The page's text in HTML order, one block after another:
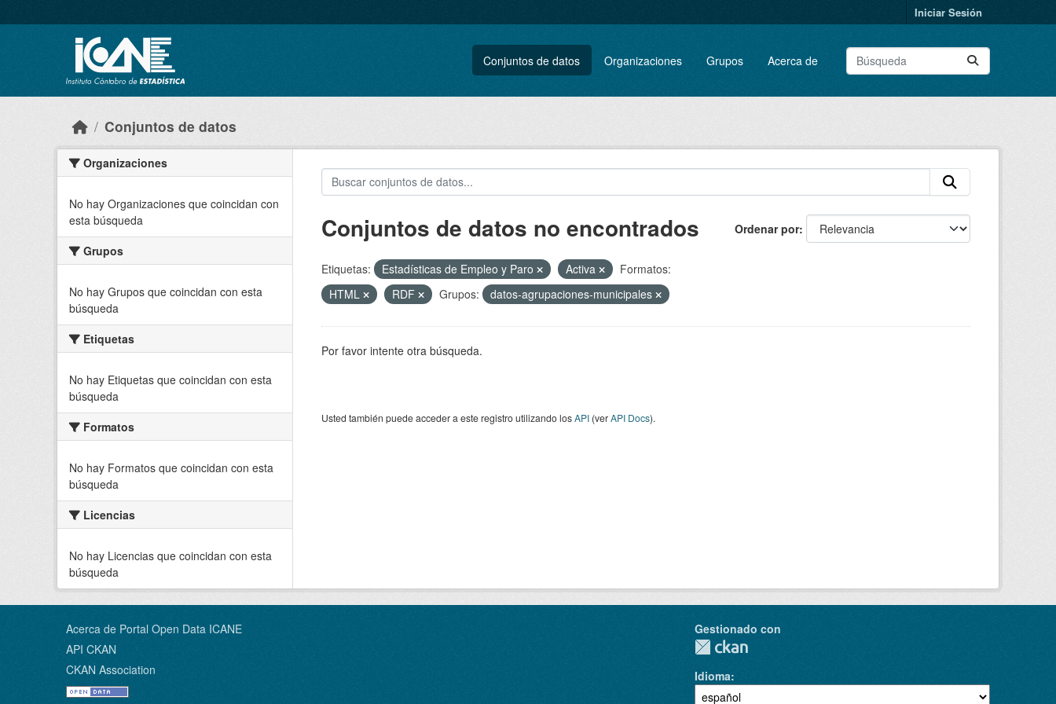
Iniciar Sesión
Conjuntos de datos Organizaciones Grupos Acerca de
Conjuntos de datos
Organizaciones
No hay Organizaciones que coincidan con
esta búsqueda
Grupos
No hay Grupos que coincidan con esta
búsqueda
Etiquetas
No hay Etiquetas que coincidan con esta
búsqueda
Formatos
No hay Formatos que coincidan con esta
búsqueda
Licencias
No hay Licencias que coincidan con esta
búsqueda
Ordenar por
Conjuntos de datos no encontrados
Etiquetas: Estadísticas de Empleo y Paro Activa
Formatos:
HTML
RDF Grupos: datos-agrupaciones-municipales
Por favor intente otra búsqueda.
Usted también puede acceder a este registro utilizando losAPI(verAPI Docs).
Acerca de Portal Open Data ICANE
API CKAN
CKAN Association
Gestionado con
Idioma